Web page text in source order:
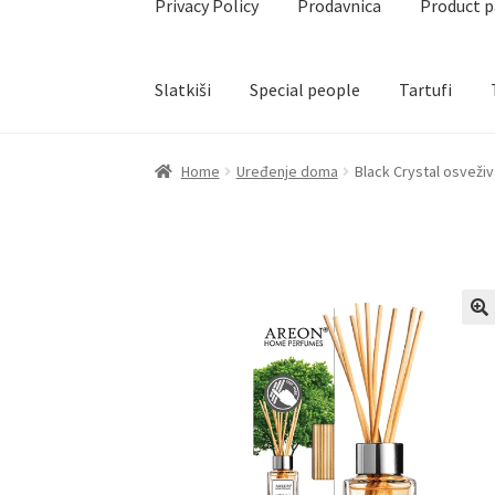
Privacy Policy Prodavnica Product
Slatkiši Special people Tartufi
Home Akcija za dan zaljubljenih Baloni Blog
Prodavnica Product page
Terms ConditionsUredjenje doma
Home Uređenje doma Black Crystal